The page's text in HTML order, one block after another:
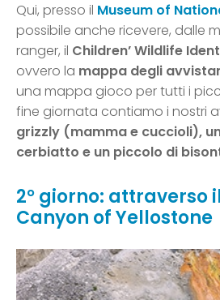
Qui, presso il Museum of
possibile anche ricevere, dalle
ranger, il Children’ Wildlife
ovvero la mappa degli
una mappa gioco per tutti i
fine giornata contiamo i nostri
grizzly (mamma e cuccioli),
cerbiatto e un piccolo di
2° giorno: attraverso
Canyon of Yellostone